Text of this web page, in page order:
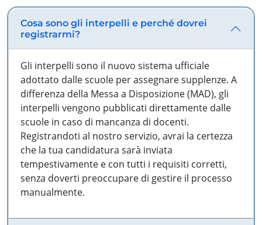
Cosa sono gli interpelli e perché dovrei
registrarmi?
Gli interpelli sono il nuovo sistema ufficiale
adottato dalle scuole per assegnare supplenze. A
differenza della Messa a Disposizione (MAD), gli
interpelli vengono pubblicati direttamente dalle
scuole in caso di mancanza di docenti.
Registrandoti al nostro servizio, avrai la certezza
che la tua candidatura sarà inviata
tempestivamente e con tutti i requisiti corretti,
senza doverti preoccupare di gestire il processo
manualmente.